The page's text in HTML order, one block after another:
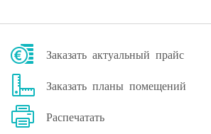
Заказать актуальный прайс
Заказать планы помещений
Распечатать